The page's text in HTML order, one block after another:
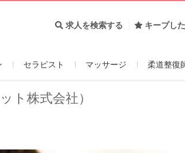
求人を検索する キープし
セラピスト マッサージ 柔道整復
ト株式会社）